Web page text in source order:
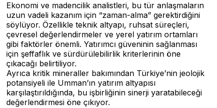
Ekonomi ve madencilik analistleri, bu tür anlaşmaların
uzun vadeli kazanım için “zaman-alma” gerektirdiğini
söylüyor. Özellikle teknik altyapı, ruhsat süreçleri,
çevresel değerlendirmeler ve yerel yatırım ortamları
gibi faktörler önemli. Yatırımcı güveninin sağlanması
için şeffaflık ve sürdürülebilirlik kriterlerinin öne
çıkacağı belirtiliyor.
Ayrıca kritik mineraller bakımından Türkiye’nin jeolojik
potansiyeli ile Umman’ın yatırım altyapısı
karşılaştırıldığında, bu işbirliğinin sinerji yaratabileceği
değerlendirmesi öne çıkıyor.